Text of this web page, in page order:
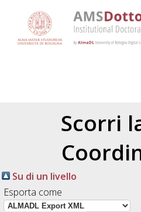
Scorri
Su di un livello
Esporta come